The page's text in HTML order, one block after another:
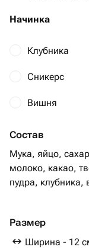
Начинка
Клубника
Сникерс
Вишня
Состав
Мука, яйцо,
молоко, какао,
пудра,
Размер
Ширина - 12